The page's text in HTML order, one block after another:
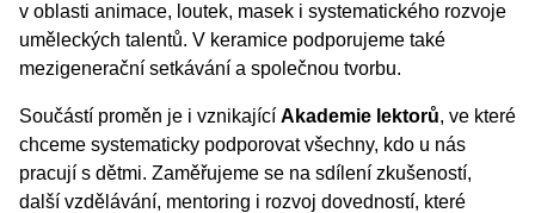
v oblasti animace, loutek, masek i systematického rozvoje
uměleckých talentů. V keramice podporujeme také
mezigenerační setkávání a společnou tvorbu.
Součástí proměn je i vznikající Akademie lektorů, ve které
chceme systematicky podporovat všechny, kdo u nás
pracují s dětmi. Zaměřujeme se na sdílení zkušeností,
další vzdělávání, mentoring i rozvoj dovedností, které